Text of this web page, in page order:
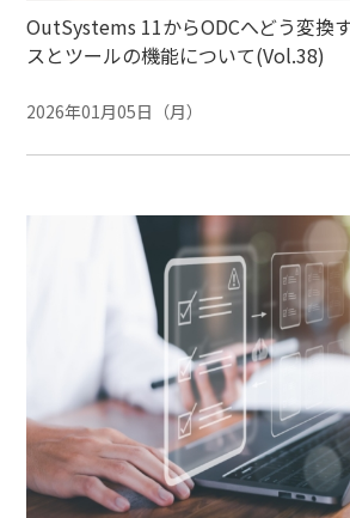
OutSystems 11からODCへどう変換
スとツールの機能について(Vol.38)
2026年01月05日（月）